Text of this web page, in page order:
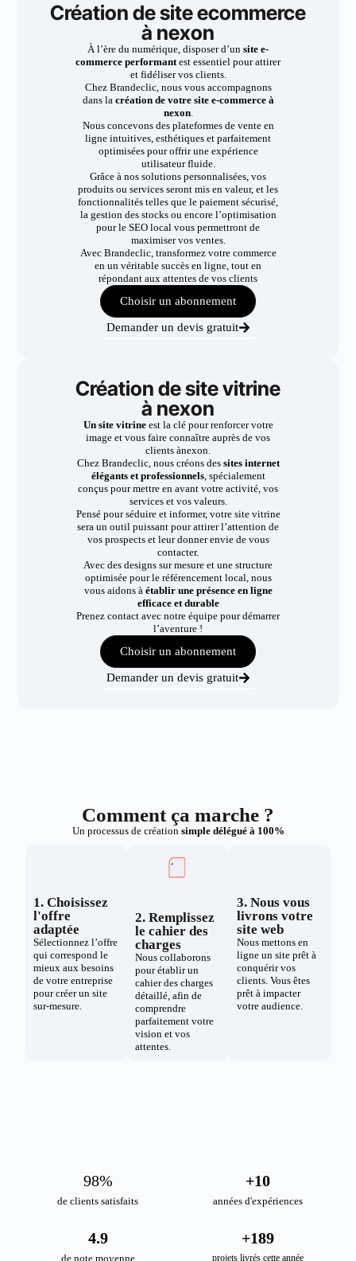
Création de site ecommerce
à nexon
À l’ère du numérique, disposer d’un site e-
commerce performantest essentiel pour attirer
et fidéliser vos clients.
Chez Brandeclic, nous vous accompagnons
dans la création de votre site e-commerce à
nexon.
Nous concevons des plateformes de vente en
ligne intuitives, esthétiques et parfaitement
optimisées pour offrir une expérience
utilisateur fluide.
Grâce à nos solutions personnalisées, vos
produits ou services seront mis en valeur, et les
fonctionnalités telles que le paiement sécurisé,
la gestion des stocks ou encore l’optimisation
pour le SEO local vous permettront de
maximiser vos ventes.
Avec Brandeclic, transformez votre commerce
en un véritable succès en ligne, tout en
répondant aux attentes de vos clients
Choisir un abonnement
Demander un devis gratuit
Création de site vitrine
à nexon
Un site vitrineest la clé pour renforcer votre
image et vous faire connaître auprès de vos
clients ànexon.
Chez Brandeclic, nous créons dessites internet
élégants et professionnels, spécialement
conçus pour mettre en avant votre activité, vos
services et vos valeurs.
Pensé pour séduire et informer, votre site vitrine
sera un outil puissant pour attirer l’attention de
vos prospects et leur donner envie de vous
contacter.
Avec des designs sur mesure et une structure
optimisée pour le référencement local, nous
vous aidons à établir une présence en ligne
efficace et durable
Prenez contact avec notre équipe pour démarrer
l’aventure !
Choisir un abonnement
Demander un devis gratuit
Comment ça marche ?
Un processus de création simple délégué à 100%
1. Choisissez
l'offre
adaptée
Sélectionnez l’offre
qui correspond le
mieux aux besoins
de votre entreprise
pour créer un site
sur-mesure.
2. Remplissez
le cahier des
charges
Nous collaborons
pour établir un
cahier des charges
détaillé, afin de
comprendre
parfaitement votre
vision et vos
attentes.
3. Nous vous
livrons votre
site web
Nous mettons en
ligne un site prêt à
conquérir vos
clients. Vous êtes
prêt à impacter
votre audience.
de clients satisfaits
98%
années d'expériences
+10
de note moyenne
4.9
projets livrés cette année
+189